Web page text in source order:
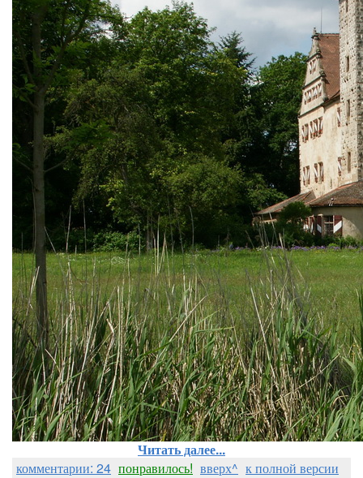
Читать далее...
комментарии: 24 понравилось! вверх^ к полной версии